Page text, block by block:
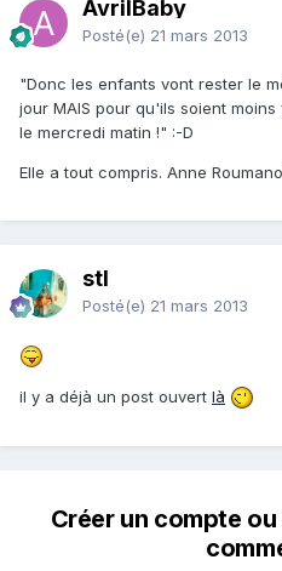
AvrilBaby
Posté(e) 21 mars 2013
"Donc les enfants vont rester le
jour MAIS pour qu'ils soient
le mercredi matin !" :-D
Elle a tout compris. Anne
stl
Posté(e) 21 mars 2013
il y a déjà un post ouvert là
Créer un compte